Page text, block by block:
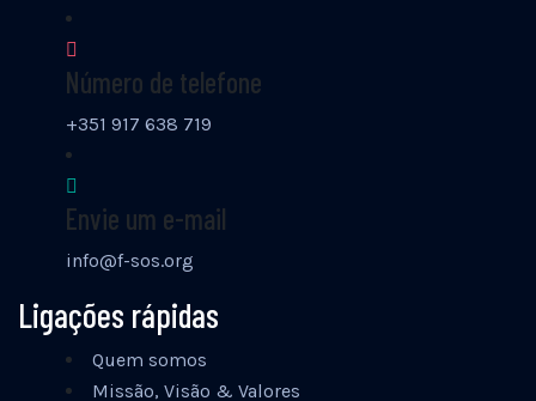
Número de telefone
+351 917 638 719
Envie um e-mail
info@f-sos.org
Ligações rápidas
Quem somos
Missão, Visão & Valores